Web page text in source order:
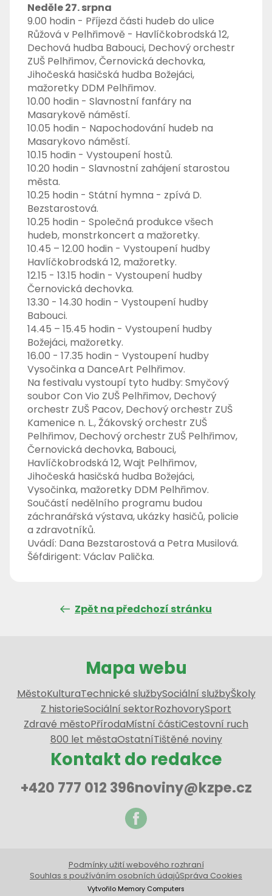
Neděle 27. srpna
9.00 hodin - Příjezd části hudeb do ulice
Růžová v Pelhřimově - Havlíčkobrodská 12,
Dechová hudba Babouci, Dechový orchestr
ZUŠ Pelhřimov, Černovická dechovka,
Jihočeská hasičská hudba Božejáci,
mažoretky DDM Pelhřimov.
10.00 hodin - Slavnostní fanfáry na
Masarykově náměstí.
10.05 hodin - Napochodování hudeb na
Masarykovo náměstí.
10.15 hodin - Vystoupení hostů.
10.20 hodin - Slavnostní zahájení starostou
města.
10.25 hodin - Státní hymna - zpívá D.
Bezstarostová.
10.25 hodin - Společná produkce všech
hudeb, monstrkoncert a mažoretky.
10.45 – 12.00 hodin - Vystoupení hudby
Havlíčkobrodská 12, mažoretky.
12.15 - 13.15 hodin - Vystoupení hudby
Černovická dechovka.
13.30 - 14.30 hodin - Vystoupení hudby
Babouci.
14.45 – 15.45 hodin - Vystoupení hudby
Božejáci, mažoretky.
16.00 - 17.35 hodin - Vystoupení hudby
Vysočinka a DanceArt Pelhřimov.
Na festivalu vystoupí tyto hudby: Smyčový
soubor Con Vio ZUŠ Pelhřimov, Dechový
orchestr ZUŠ Pacov, Dechový orchestr ZUŠ
Kamenice n. L., Žákovský orchestr ZUŠ
Pelhřimov, Dechový orchestr ZUŠ Pelhřimov,
Černovická dechovka, Babouci,
Havlíčkobrodská 12, Wajt Pelhřimov,
Jihočeská hasičská hudba Božejáci,
Vysočinka, mažoretky DDM Pelhřimov.
Součástí nedělního programu budou
záchranářská výstava, ukázky hasičů, policie
a zdravotníků.
Uvádí: Dana Bezstarostová a Petra Musilová.
Šéfdirigent: Václav Palička.
Zpět na předchozí stránku
Mapa webu
MěstoKulturaTechnické službySociální službyŠkoly
Z historieSociální sektorRozhovorySport
Zdravé městoPřírodaMístní částiCestovní ruch
800 let městaOstatníTištěné noviny
Kontakt do redakce
+420 777 012 396noviny@kzpe.cz
Podmínky užití webového rozhraní
Souhlas s používáním osobních údajůSpráva Cookies
Vytvořilo Memory Computers